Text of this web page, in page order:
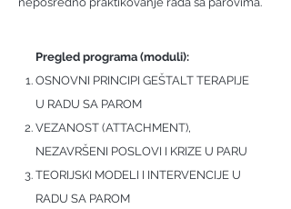
Pregled programa (moduli):
OSNOVNI PRINCIPI GEŠTALT TERAPIJE
U RADU SA PAROM
VEZANOST (ATTACHMENT),
NEZAVRŠENI POSLOVI I KRIZE U PARU
TEORIJSKI MODELI I INTERVENCIJE U
RADU SA PAROM